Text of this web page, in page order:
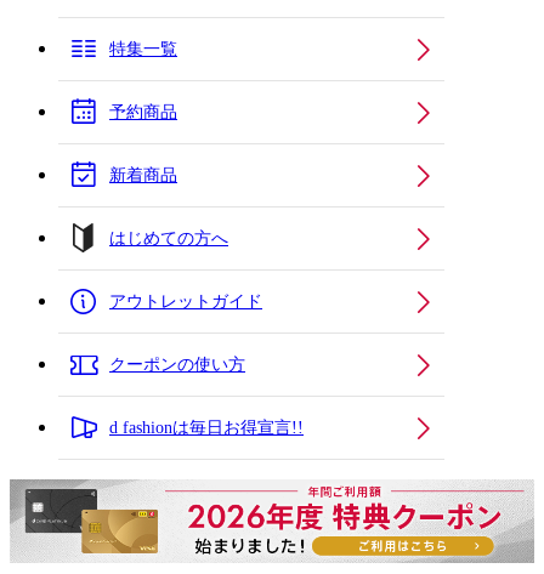
特集一覧
予約商品
新着商品
はじめての方へ
アウトレットガイド
クーポンの使い方
d fashionは毎日お得宣言!!